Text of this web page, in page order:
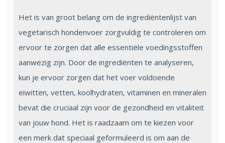
Het is van groot belang om de ingrediëntenlijst van
vegetarisch hondenvoer zorgvuldig te controleren om
ervoor te zorgen dat alle essentiële voedingsstoffen
aanwezig zijn. Door de ingrediënten te analyseren,
kun je ervoor zorgen dat het voer voldoende
eiwitten, vetten, koolhydraten, vitaminen en mineralen
bevat die cruciaal zijn voor de gezondheid en vitaliteit
van jouw hond. Het is raadzaam om te kiezen voor
een merk dat speciaal geformuleerd is om aan de